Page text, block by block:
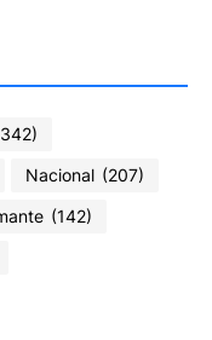
Nacional (207)
(142)